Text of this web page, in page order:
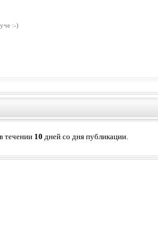
:-)
течении 10 дней со дня публикации.